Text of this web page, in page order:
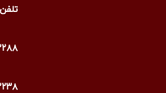
تلفن